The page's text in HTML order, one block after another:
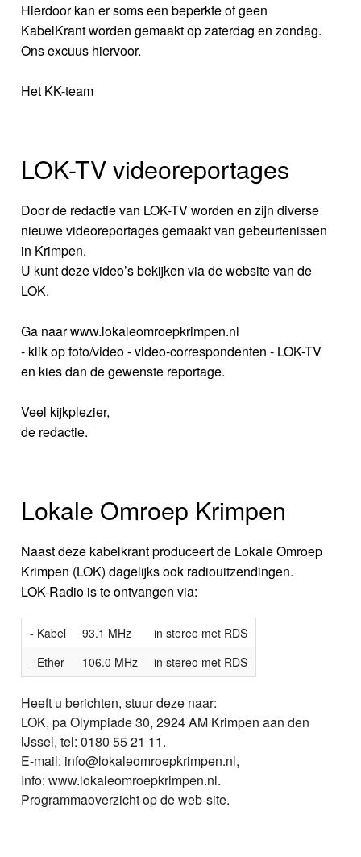
Hierdoor kan er soms een beperkte of geen
KabelKrant worden gemaakt op zaterdag en zondag.
Ons excuus hiervoor.
Het KK-team
LOK-TV videoreportages
Door de redactie van LOK-TV worden en zijn diverse
nieuwe videoreportages gemaakt van gebeurtenissen
in Krimpen.
U kunt deze video’s bekijken via de website van de
LOK.
Ga naar www.lokaleomroepkrimpen.nl
- klik op foto/video - video-correspondenten - LOK-TV
en kies dan de gewenste reportage.
Veel kijkplezier,
de redactie.
Lokale Omroep Krimpen
Naast deze kabelkrant produceert de Lokale Omroep
Krimpen (LOK) dagelijks ook radiouitzendingen.
LOK-Radio is te ontvangen via:
- Kabel 93.1 MHz
in stereo met RDS
- Ether
106.0 MHz in stereo met RDS
Heeft u berichten, stuur deze naar:
LOK, pa Olympiade 30, 2924 AM Krimpen aan den
IJssel, tel: 0180 55 21 11.
E-mail: info@lokaleomroepkrimpen.nl,
Info: www.lokaleomroepkrimpen.nl.
Programmaoverzicht op de web-site.